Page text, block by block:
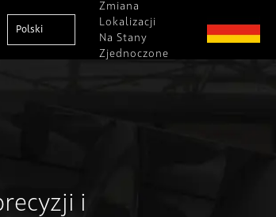
Polski
Zmiana
Lokalizacji
Na Stany
Zjednoczone
i